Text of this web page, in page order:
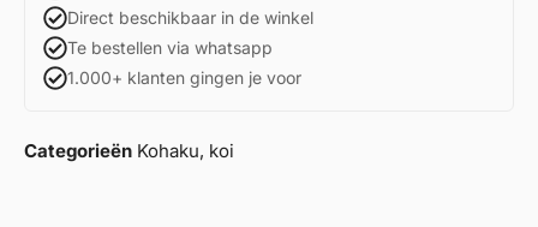
Direct beschikbaar in de winkel
Te bestellen via whatsapp
1.000+ klanten gingen je voor
Categorieën Kohaku, koi